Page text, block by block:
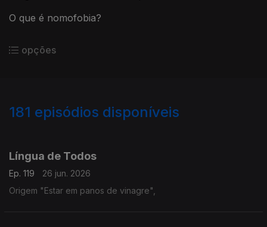
O que é nomofobia?
opções
181 episódios disponíveis
Língua de Todos
Ep. 119
26 jun. 2026
Origem "Estar em panos de vinagre",